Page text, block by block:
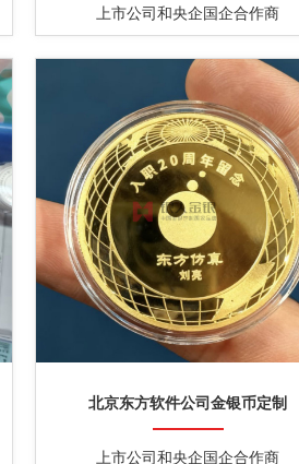
上市公司和央企国企合作商
北京东方软件公司金银币定制
上市公司和央企国企合作商